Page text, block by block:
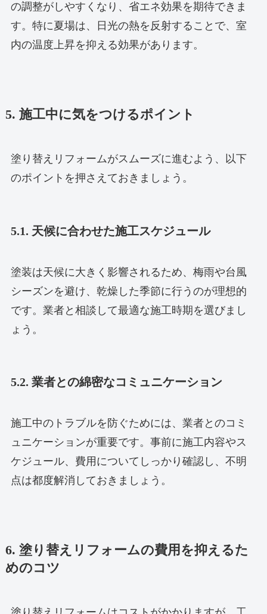
の調整がしやすくなり、省エネ効果を期待できま
す。特に夏場は、日光の熱を反射することで、室
内の温度上昇を抑える効果があります。
5. 施工中に気をつけるポイント
塗り替えリフォームがスムーズに進むよう、以下
のポイントを押さえておきましょう。
5.1. 天候に合わせた施工スケジュール
塗装は天候に大きく影響されるため、梅雨や台風
シーズンを避け、乾燥した季節に行うのが理想的
です。業者と相談して最適な施工時期を選びまし
ょう。
5.2. 業者との綿密なコミュニケーション
施工中のトラブルを防ぐためには、業者とのコミ
ュニケーションが重要です。事前に施工内容やス
ケジュール、費用についてしっかり確認し、不明
点は都度解消しておきましょう。
6. 塗り替えリフォームの費用を抑えるた
めのコツ